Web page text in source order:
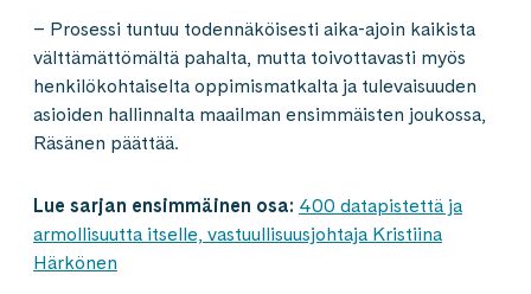
– Prosessi tuntuu todennäköisesti aika-ajoin kaikista
välttämättömältä pahalta, mutta toivottavasti myös
henkilökohtaiselta oppimismatkalta ja tulevaisuuden
asioiden hallinnalta maailman ensimmäisten joukossa,
Räsänen päättää.
Lue sarjan ensimmäinen osa: 400 datapistettä ja
armollisuutta itselle, vastuullisuusjohtaja Kristiina
Härkönen